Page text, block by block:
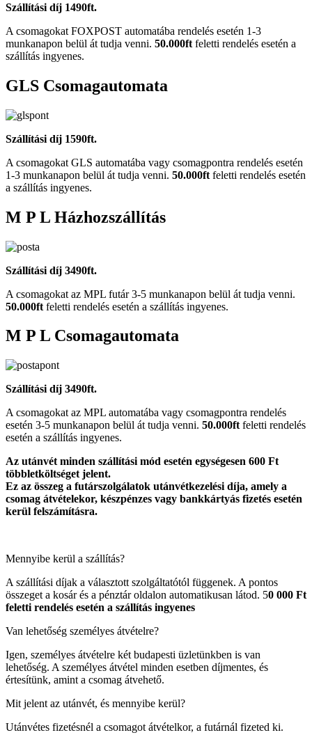
Szállítási díj 1490ft.
A csomagokat FOXPOST automatába rendelés esetén 1-3
munkanapon belül át tudja venni. 50.000ft feletti rendelés esetén a
szállítás ingyenes.
GLS Csomagautomata
Szállítási díj 1590ft.
A csomagokat GLS automatába vagy csomagpontra rendelés esetén
1-3 munkanapon belül át tudja venni. 50.000ft feletti rendelés esetén
a szállítás ingyenes.
M P L Házhozszállítás
Szállítási díj 3490ft.
A csomagokat az MPL futár 3-5 munkanapon belül át tudja venni.
50.000ft feletti rendelés esetén a szállítás ingyenes.
M P L Csomagautomata
Szállítási díj 3490ft.
A csomagokat az MPL automatába vagy csomagpontra rendelés
esetén 3-5 munkanapon belül át tudja venni. 50.000ft feletti rendelés
esetén a szállítás ingyenes.
Az utánvét minden szállítási mód esetén egységesen 600 Ft
többletköltséget jelent.
Ez az összeg a futárszolgálatok utánvétkezelési díja, amely a
csomag átvételekor, készpénzes vagy bankkártyás fizetés esetén
kerül felszámításra.
Mennyibe kerül a szállítás?
A szállítási díjak a választott szolgáltatótól függenek. A pontos
összeget a kosár és a pénztár oldalon automatikusan látod. 50 000 Ft
feletti rendelés esetén a szállítás ingyenes
Van lehetőség személyes átvételre?
Igen, személyes átvételre két budapesti üzletünkben is van
lehetőség. A személyes átvétel minden esetben díjmentes, és
értesítünk, amint a csomag átvehető.
Mit jelent az utánvét, és mennyibe kerül?
Utánvétes fizetésnél a csomagot átvételkor, a futárnál fizeted ki.